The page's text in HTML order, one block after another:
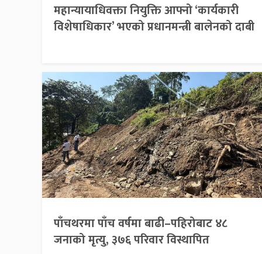
महान्यायाधिवक्ता नियुक्ति आफ्नो ‘कार्यकारी
विशेषाधिकार’ भएको प्रधानमन्त्री बालेनको दाबी
पाँचथरमा पाँच वर्षमा बाढी–पहिरोबाट ४८
जनाको मृत्यु, ३७६ परिवार विस्थापित